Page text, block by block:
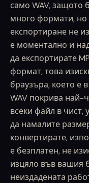
само WAV, защото
много формати, но
експортиране не
е моментално и
да експортирате
формат, това
браузъра, което е
WAV покрива най-
всеки файл в чист,
да намалите
конвертирате,
е безплатен, не
изцяло във вашия
неиздадената